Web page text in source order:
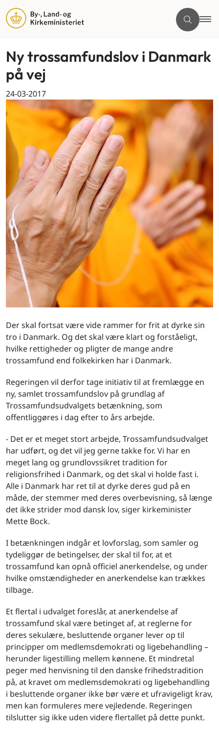
Ny trossamfundslov i Danmark
på vej
24-03-2017
Der skal fortsat være vide rammer for frit at dyrke sin
tro i Danmark. Og det skal være klart og forståeligt,
hvilke rettigheder og pligter de mange andre
trossamfund end folkekirken har i Danmark.
Regeringen vil derfor tage initiativ til at fremlægge en
ny, samlet trossamfundslov på grundlag af
Trossamfundsudvalgets betænkning, som
offentliggøres i dag efter to års arbejde.
- Det er et meget stort arbejde, Trossamfundsudvalget
har udført, og det vil jeg gerne takke for. Vi har en
meget lang og grundlovssikret tradition for
religionsfrihed i Danmark, og det skal vi holde fast i.
Alle i Danmark har ret til at dyrke deres gud på en
måde, der stemmer med deres overbevisning, så længe
det ikke strider mod dansk lov, siger kirkeminister
Mette Bock.
I betænkningen indgår et lovforslag, som samler og
tydeliggør de betingelser, der skal til for, at et
trossamfund kan opnå officiel anerkendelse, og under
hvilke omstændigheder en anerkendelse kan trækkes
tilbage.
Et flertal i udvalget foreslår, at anerkendelse af
trossamfund skal være betinget af, at reglerne for
deres sekulære, besluttende organer lever op til
principper om medlemsdemokrati og ligebehandling –
herunder ligestilling mellem kønnene. Et mindretal
peger med henvisning til den danske frihedstradition
på, at kravet om medlemsdemokrati og ligebehandling
i besluttende organer ikke bør være et ufravigeligt krav,
men kan formuleres mere vejledende. Regeringen
tilslutter sig ikke uden videre flertallet på dette punkt.